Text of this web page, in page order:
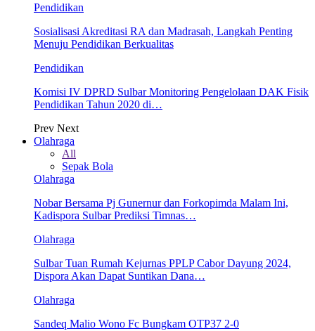
Pendidikan
Sosialisasi Akreditasi RA dan Madrasah, Langkah Penting
Menuju Pendidikan Berkualitas
Pendidikan
Komisi IV DPRD Sulbar Monitoring Pengelolaan DAK Fisik
Pendidikan Tahun 2020 di…
Prev Next
Olahraga
All
Sepak Bola
Olahraga
Nobar Bersama Pj Gunernur dan Forkopimda Malam Ini,
Kadispora Sulbar Prediksi Timnas…
Olahraga
Sulbar Tuan Rumah Kejurnas PPLP Cabor Dayung 2024,
Dispora Akan Dapat Suntikan Dana…
Olahraga
Sandeq Malio Wono Fc Bungkam OTP37 2-0